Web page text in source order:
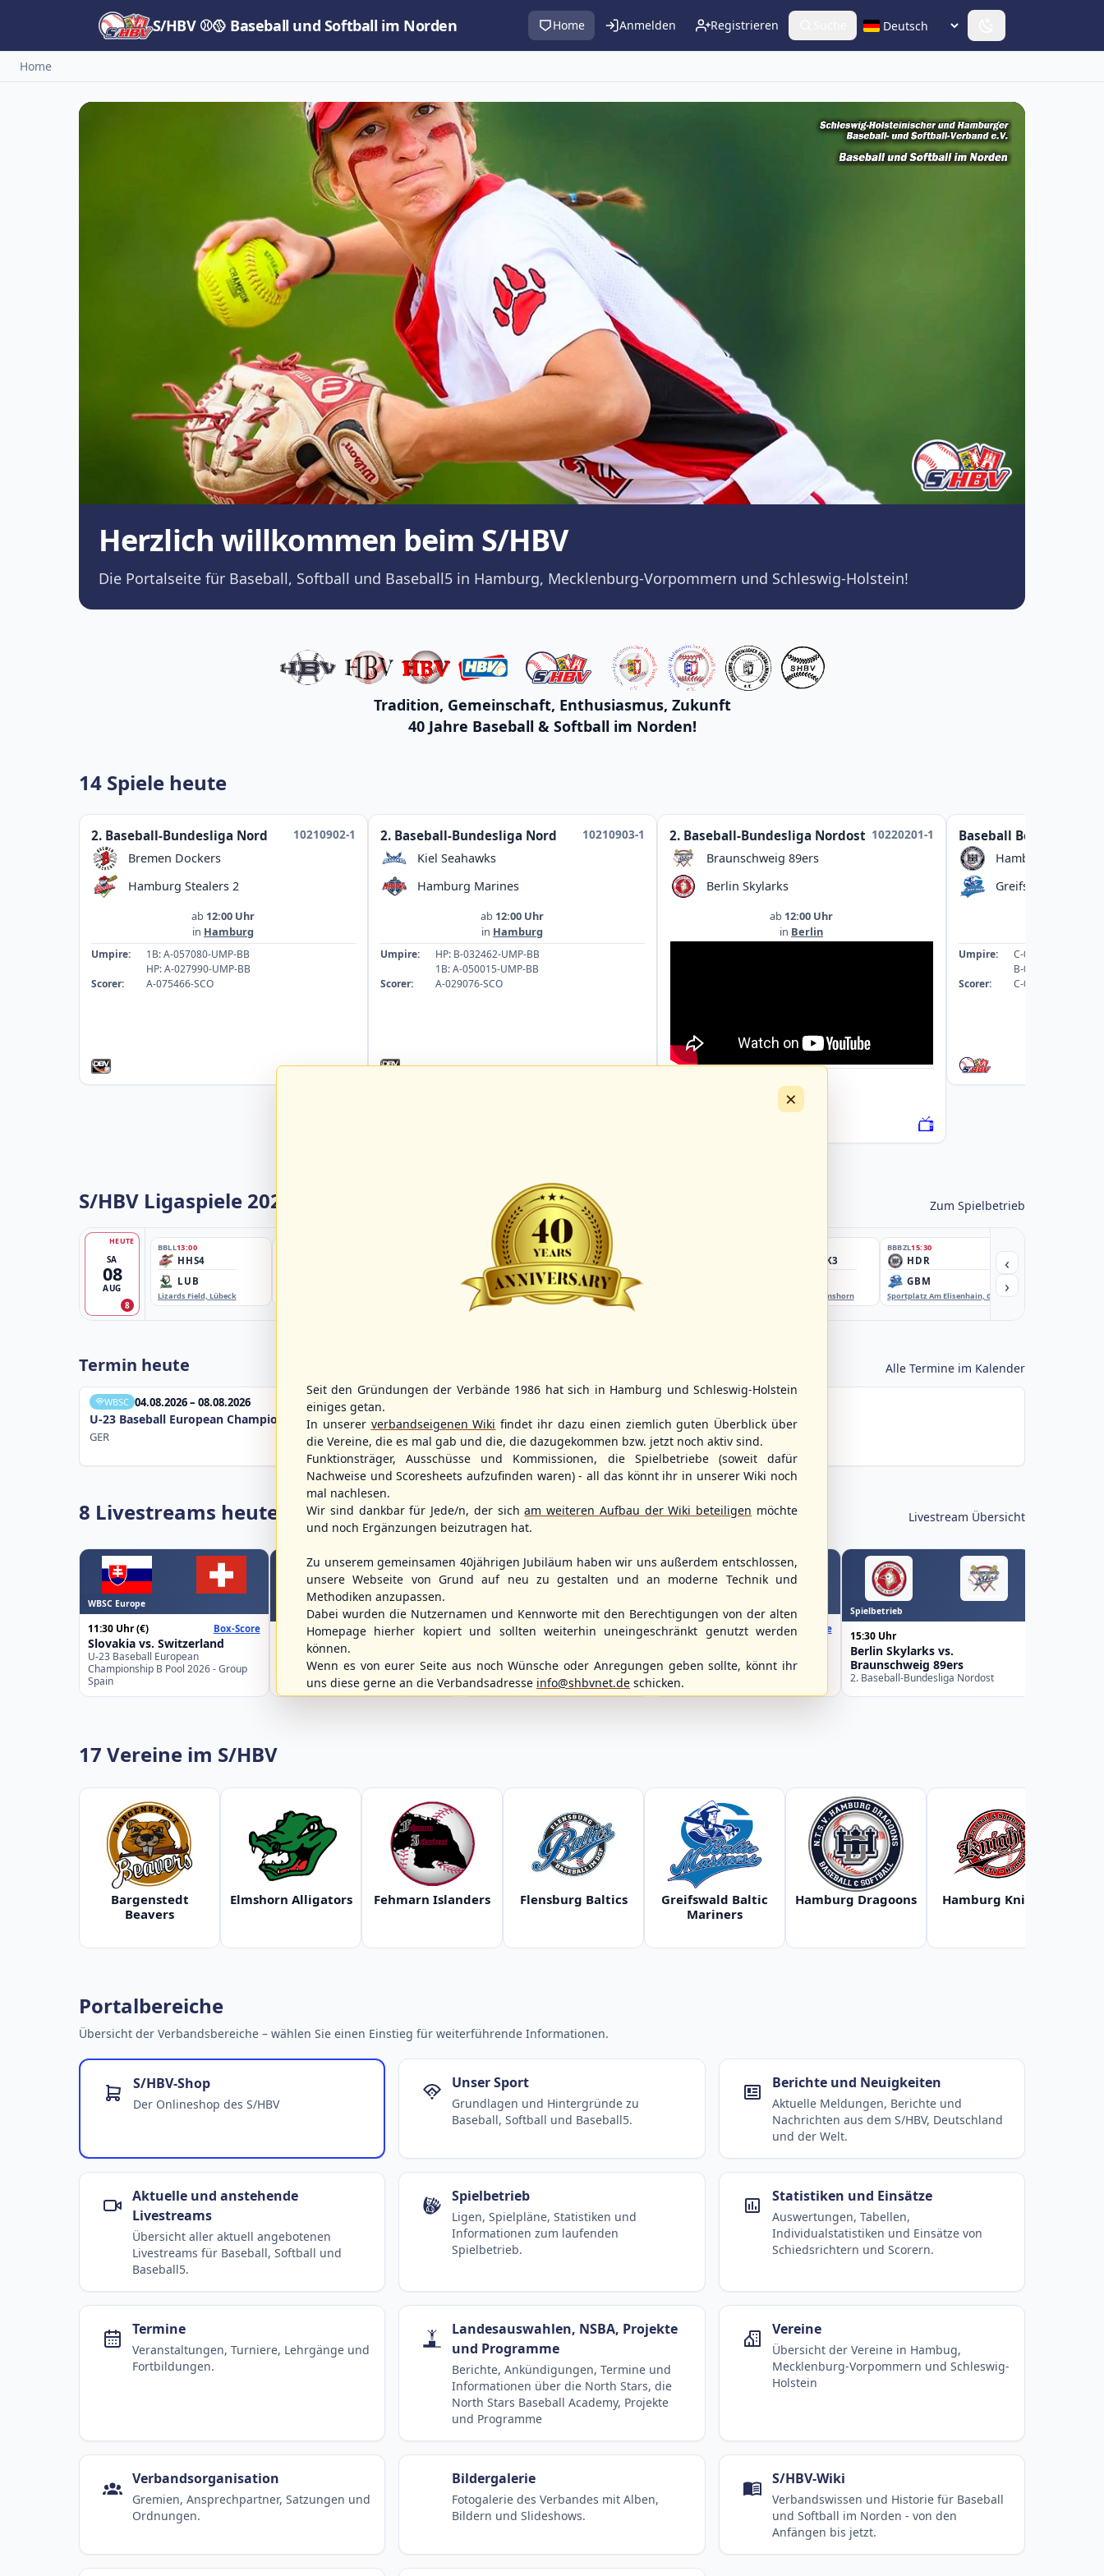
S/HBV ⚾🥎 Baseball und Softball im Norden Home Anmelden Registrieren Sprache wählen
Home
Herzlich willkommen beim S/HBV
Die Portalseite für Baseball, Softball und Baseball5 in Hamburg, Mecklenburg-Vorpommern und Schleswig-Holstein!
Tradition, Gemeinschaft, Enthusiasmus, Zukunft
40 Jahre Baseball & Softball im Norden!
14 Spiele heute
2. Baseball-Bundesliga Nord
10210902-1
Bremen Dockers
Hamburg Stealers 2
ab 12:00 Uhr
in Hamburg
Umpire:
1B: A-057080-UMP-BB
HP: A-027990-UMP-BB
Scorer:
A-075466-SCO
2. Baseball-Bundesliga Nord
10210903-1
Kiel Seahawks
Hamburg Marines
ab 12:00 Uhr
in Hamburg
Umpire:
HP: B-032462-UMP-BB
1B: A-050015-UMP-BB
Scorer:
A-029076-SCO
2. Baseball-Bundesliga Nordost 10220201-1
Braunschweig 89ers
Berlin Skylarks
ab 12:00 Uhr
in Berlin
HP: A-040088-UMP-BB
B-076222-SCO
Baseball Bezirksliga
Hamburg
Greifswald Baltic
Umpire:
C-089059-UMP-BB
B-078542-UMP-BB
Scorer:
C-069253-SCO
S/HBV Ligaspiele 2026 Zum Spielbetrieb
SA
08
AUG
HEUTE
8
BBLL13:00
HHS4
LUB
Lizards Field, Lübeck Sportplatz Am Elisenhain, Greifswald-Eldena
BBBZL13:00
HWS2
KIL3
Förde Ballpark (Kilia-Sportplätze), Kiel
HSV/HHK3
EBE-Ballpark, Elmshorn
BBBZL15:30
HDR
GBM
Sportplatz Am Elisenhain, Greifswald-Eldena
Förde Ballpark (Kilia-
‹
›
Termin heute Alle Termine im Kalender
WBSC 04.08.2026 – 08.08.2026
U-23 Baseball European Championship B Pool 2026 - Group Germany
GER
8 Livestreams heute Livestream Übersicht
WBSC Europe
11:30 Uhr(€) Box-Score
Slovakia vs. Switzerland
U-23 Baseball European
Championship B Pool 2026 - Group
Spain
Spielbetrieb
12:00 Uhr
Berlin Skylarks vs.
Braunschweig 89ers
2. Baseball-Bundesliga Nordost
12:00 Uhr(€) Box-Score
Championship B Pool 2026 - Group
Germany
15:00 Uhr(€) Box-Score
Spain vs. Israel
Championship B Pool 2026 - Group
Spain
Spielbetrieb
15:30 Uhr
Berlin Skylarks vs.
Braunschweig 89ers
2. Baseball-Bundesliga Nordost
17 Vereine im S/HBV
Bargenstedt
Beavers
Elmshorn Alligators Fehmarn Islanders Flensburg Baltics
Greifswald Baltic
Mariners
Hamburg Dragoons Hamburg Knights
Portalbereiche
Übersicht der Verbandsbereiche – wählen Sie einen Einstieg für weiterführende Informationen.
S/HBV-Shop
Der Onlineshop des S/HBV
Unser Sport
Grundlagen und Hintergründe zu
Baseball, Softball und Baseball5.
Berichte und Neuigkeiten
Aktuelle Meldungen, Berichte und
Nachrichten aus dem S/HBV, Deutschland
und der Welt.
Aktuelle und anstehende
Livestreams
Übersicht aller aktuell angebotenen
Livestreams für Baseball, Softball und
Baseball5.
Spielbetrieb
Ligen, Spielpläne, Statistiken und
Informationen zum laufenden
Spielbetrieb.
Statistiken und Einsätze
Auswertungen, Tabellen,
Individualstatistiken und Einsätze von
Schiedsrichtern und Scorern.
Termine
Veranstaltungen, Turniere, Lehrgänge und
Fortbildungen.
Landesauswahlen, NSBA, Projekte
und Programme
Berichte, Ankündigungen, Termine und
Informationen über die North Stars, die
North Stars Baseball Academy, Projekte
und Programme
Vereine
Übersicht der Vereine in Hambug,
Mecklenburg-Vorpommern und Schleswig-
Holstein
Verbandsorganisation
Gremien, Ansprechpartner, Satzungen und
Ordnungen.
Bildergalerie
Fotogalerie des Verbandes mit Alben,
Bildern und Slideshows.
S/HBV-Wiki
Verbandswissen und Historie für Baseball
und Softball im Norden - von den
Anfängen bis jetzt.
×
Seit den Gründungen der Verbände 1986 hat sich in Hamburg und Schleswig-Holstein
einiges getan.
In unserer verbandseigenen Wiki findet ihr dazu einen ziemlich guten Überblick über
die Vereine, die es mal gab und die, die dazugekommen bzw. jetzt noch aktiv sind.
Funktionsträger, Ausschüsse und Kommissionen, die Spielbetriebe (soweit dafür
Nachweise und Scoresheets aufzufinden waren) - all das könnt ihr in unserer Wiki noch
mal nachlesen.
Wir sind dankbar für Jede/n, der sicham weiteren Aufbau der Wiki beteiligen möchte
und noch Ergänzungen beizutragen hat.
Zu unserem gemeinsamen 40jährigen Jubiläum haben wir uns außerdem entschlossen,
unsere Webseite von Grund auf neu zu gestalten und an moderne Technik und
Methodiken anzupassen.
Dabei wurden die Nutzernamen und Kennworte mit den Berechtigungen von der alten
Homepage hierher kopiert und sollten weiterhin uneingeschränkt genutzt werden
können.
Wenn es von eurer Seite aus noch Wünsche oder Anregungen geben sollte, könnt ihr
uns diese gerne an die Verbandsadresse info@shbvnet.de schicken.